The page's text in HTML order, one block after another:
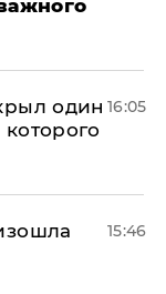
один 16:05
15:46